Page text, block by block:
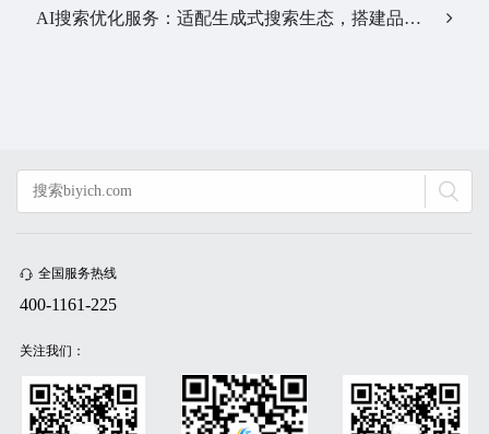
AI搜索优化服务：适配生成式搜索生态，搭建品牌全新信息通路…
全国服务热线
400-1161-225
关注我们：